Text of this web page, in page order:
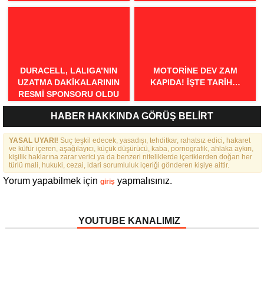
DURACELL, LALIGA’NIN
UZATMA DAKIKALARININ
RESMI SPONSORU OLDU
MOTORINE DEV ZAM
KAPIDA! İŞTE TARIH…
HABER HAKKINDA GÖRÜŞ BELİRT
YASAL UYARI! Suç teşkil edecek, yasadışı, tehditkar, rahatsız edici, hakaret
ve küfür içeren, aşağılayıcı, küçük düşürücü, kaba, pornografik, ahlaka aykırı,
kişilik haklarına zarar verici ya da benzeri niteliklerde içeriklerden doğan her
türlü mali, hukuki, cezai, idari sorumluluk içeriği gönderen kişiye aittir.
Yorum yapabilmek için giriş yapmalısınız.
YOUTUBE KANALIMIZ